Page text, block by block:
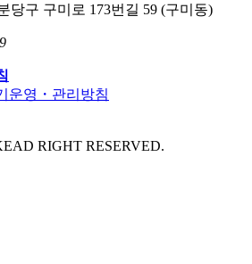
당구 구미로 173번길 59 (구미동)
운영・관리방침
RIGHT RESERVED.